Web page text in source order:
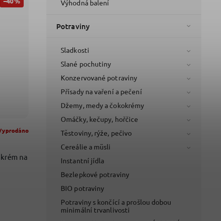
Výhodná balení
Potraviny
Sladkosti
Slané pochutiny
Konzervované potraviny
Přísady na vaření a pečení
Džemy, medy a čokokrémy
Omáčky, kečupy, hořčice
Těstoviny, rýže, pečivo
Cereálie a müsli
Instantní jídla
Bezlepkové potraviny
BIO potraviny
Potraviny s končící a prošlou dobou
minimální trvanlivosti
na